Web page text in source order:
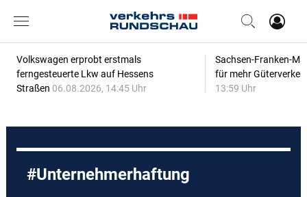
Volkswagen erprobt erstmals
ferngesteuerte Lkw auf Hessens
Straßen 06.08.2026, 14:45 Uhr
Sachsen-Franken-
für mehr
13:59 Uhr
Unternehmerhaftung